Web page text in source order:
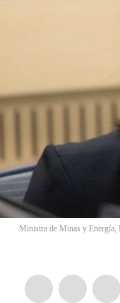
Ministra de Minas y Energía,